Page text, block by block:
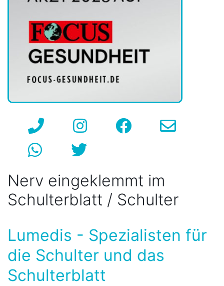
Nerv eingeklemmt im
Schulterblatt / Schulter
Lumedis - Spezialisten für
die Schulter und das
Schulterblatt